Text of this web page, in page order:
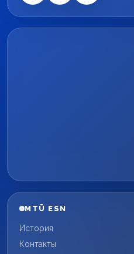
MTÜ ESN
История
Контакты